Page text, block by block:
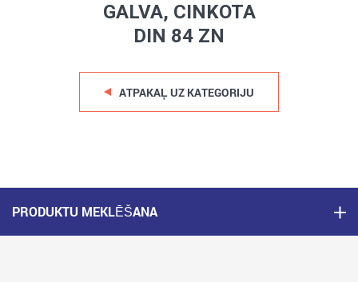
GALVA, CINKOTA
DIN 84 ZN
ATPAKAĻ UZ KATEGORIJU
PRODUKTU MEKLĒŠANA